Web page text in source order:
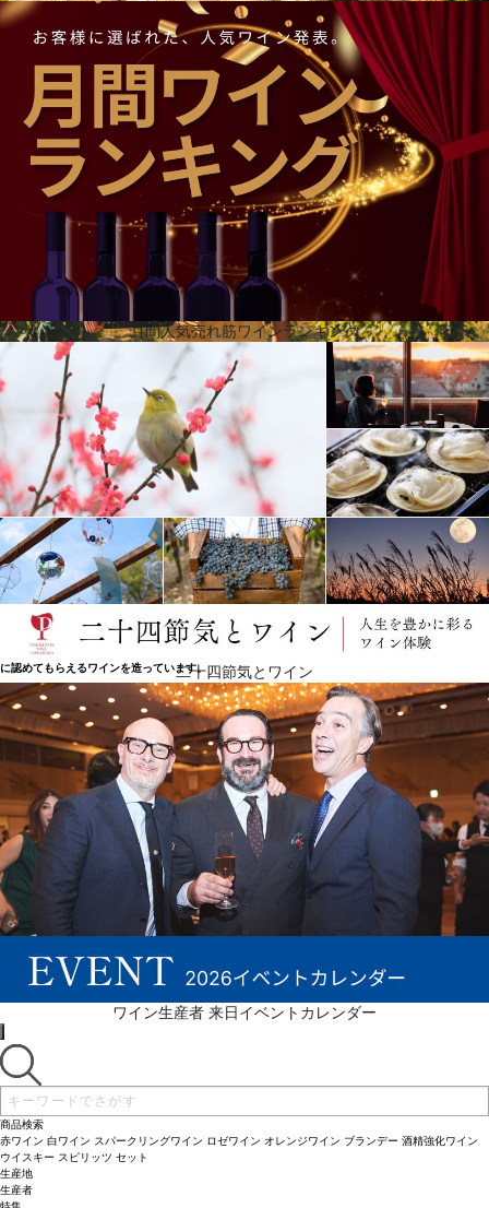
イタリアのクラシックワイン地域を網羅する強力なアイデンティティブランドの創造に努めていま
す。2016年以来、ワインのセレクションを改善し続け、すべての地域において最高のワイナリーと
協力し、市場の動向とお客様の味覚の要求に対応しています。
所有する名ブランドの数々
カポ・ザッファラーノは、プーリア州のクラシックワインを提供するブランドの１つです。フルボ
ディでアルコール度数の高いワインに特化したブランドで、グリルした肉や熟成したチーズと完璧
にマッチします。 マリオ・デル・コンテは、南イタリアの重要なワイン生産地であるアプリア州に
あります。ワイナリー創業は20年以上前で、特徴は、機械とワイン醸造技術の革新にあります。マ
リオ・デ・コンテで使用される葡萄品種は、アプリア州の魂を表現しています。テロワールは独特
で、気候、自然要素、そして人間の労働力がワイン生産の重要な要素。温暖な気候は、ブドウにい
くつかの重要な特徴を与えています。土壌は粘土質で、鉄分を多く含み、赤みがかった斑点が特徴
的です。 ヴィラ・ローレンはヴェネト州のワイナリー。ヴェネト州は、イタリアで最も広く愛飲さ
れているワインに恵まれていて、土着品種を使った銘柄も多く、競合他社との品質の差は歴然とし
ています。そのため、本当の意味で個性のあるワインを造ることは難しく、またやりがいのある仕
事です。厳選された畑からワインを調達して "ティピチータ（個性） "を実現し、知識豊富な消費者
に認めてもらえるワインを造っています。
続きを表示 ▼
月間人気売れ筋ワインランキング
二十四節気とワイン
ワイン生産者 来日イベントカレンダー
商品検索
赤ワイン 白ワイン スパークリングワイン ロゼワイン オレンジワイン ブランデー 酒精強化ワイン
ウイスキー スピリッツ セット
生産地
生産者